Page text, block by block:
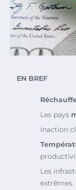
EN BREF
Les pays
Inaction
Les
extrêmes.